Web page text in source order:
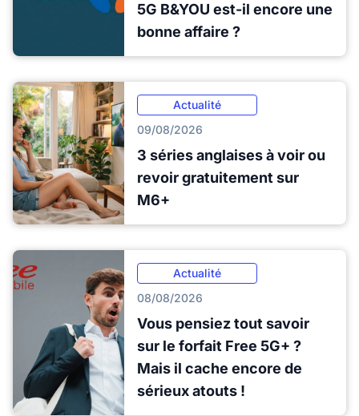
5G B&YOU est-il encore une
bonne affaire ?
Actualité
09/08/2026
3 séries anglaises à voir ou
revoir gratuitement sur
M6+
Actualité
08/08/2026
Vous pensiez tout savoir
sur le forfait Free 5G+ ?
Mais il cache encore de
sérieux atouts !